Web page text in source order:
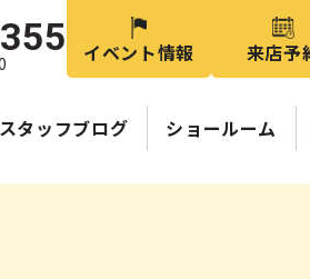
イベント情報 来店予
スタッフブログ ショールーム